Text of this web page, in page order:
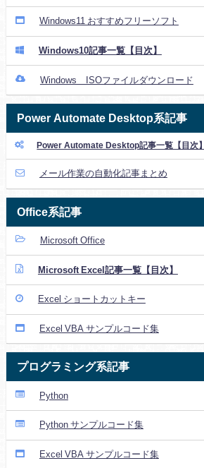
Windows11 おすすめフリーソフト
Windows10記事一覧【目次】
Windows ISOファイルダウンロード
Power Automate Desktop系記事
Power Automate Desktop記事一覧【目次】
メール作業の自動化記事まとめ
Office系記事
Microsoft Office
Microsoft Excel記事一覧【目次】
Excel ショートカットキー
Excel VBA サンプルコード集
プログラミング系記事
Python
Python サンプルコード集
Excel VBA サンプルコード集